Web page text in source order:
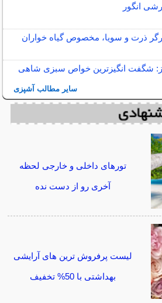
انگور
ذرت و سویا، مخصوص گیاه خواران
شگفت انگیزترین خواص سبزی شاهی
سایر مطالب آشپزی
تورهای داخلی و خارجی لحظه
آخری رو از دست نده
لیست پرفروش ترین های آرایشی
بهداشتی با 50% تخفیف